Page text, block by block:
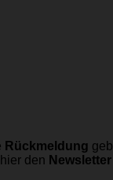
Rückmeldung
den